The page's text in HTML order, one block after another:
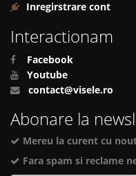
Inregirstrare cont
Interactionam
Facebook
Youtube
contact@visele.ro
Abonare la
Mereu la curent cu
Fara spam si reclame